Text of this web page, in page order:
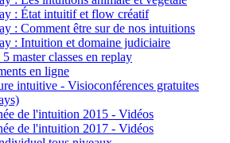
: État intuitif et flow créatif
: Comment être sur de nos intuitions
: Intuition et domaine judiciaire
master classes en replay
en ligne
intuitive - Visioconférences gratuites
de l'intuition 2015 - Vidéos
de l'intuition 2017 - Vidéos